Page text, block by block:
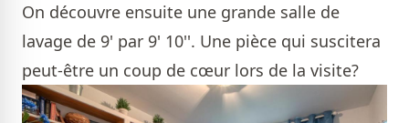
On découvre ensuite une grande salle de
lavage de 9' par 9' 10''. Une pièce qui suscitera
peut-être un coup de cœur lors de la visite?